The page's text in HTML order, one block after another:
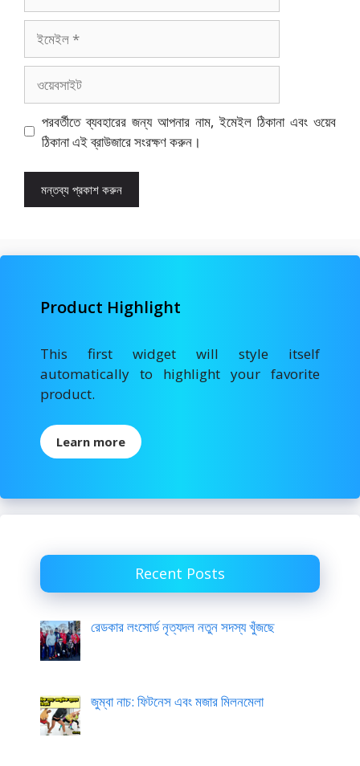
ইমেইল
পরবর্তীতে ব্যবহারের জন্য আপনার নাম, ইমেইল ঠিকানা এবং ওয়েব
ঠিকানা এই ব্রাউজারে সংরক্ষণ করুন।
Product Highlight
This first widget will style itself
automatically to highlight your favorite
product.
Learn more
Recent Posts
রেডকার লংসোর্ড নৃত্যদল নতুন সদস্য খুঁজছে
জুম্বা নাচ: ফিটনেস এবং মজার মিলনমেলা